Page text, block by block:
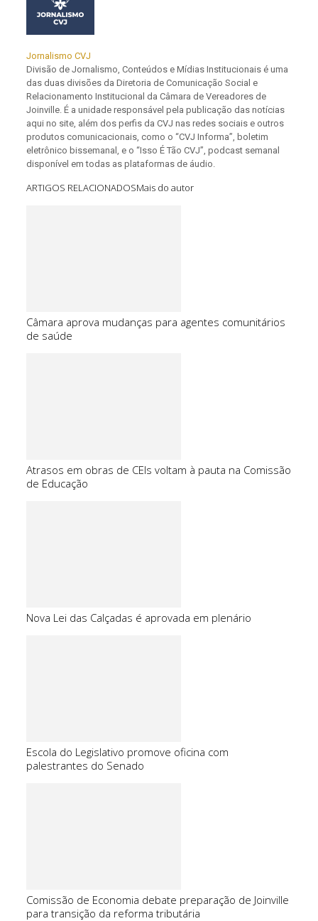
Jornalismo CVJ
Divisão de Jornalismo, Conteúdos e Mídias Institucionais é uma
das duas divisões da Diretoria de Comunicação Social e
Relacionamento Institucional da Câmara de Vereadores de
Joinville. É a unidade responsável pela publicação das notícias
aqui no site, além dos perfis da CVJ nas redes sociais e outros
produtos comunicacionais, como o “CVJ Informa”, boletim
eletrônico bissemanal, e o “Isso É Tão CVJ”, podcast semanal
disponível em todas as plataformas de áudio.
ARTIGOS RELACIONADOSMais do autor
Câmara aprova mudanças para agentes comunitários
de saúde
Atrasos em obras de CEIs voltam à pauta na Comissão
de Educação
Nova Lei das Calçadas é aprovada em plenário
Escola do Legislativo promove oficina com
palestrantes do Senado
Comissão de Economia debate preparação de Joinville
para transição da reforma tributária